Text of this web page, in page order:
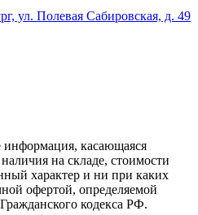
ул. Полевая Сабировская, д. 49
информация, касающаяся
на складе, стоимости
характер и ни при каких
офертой, определяемой
кодекса РФ.